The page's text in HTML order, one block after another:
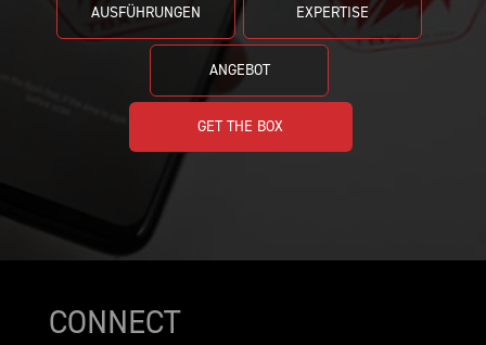
AUSFÜHRUNGEN EXPERTISE
ANGEBOT
GET THE BOX
CONNECT